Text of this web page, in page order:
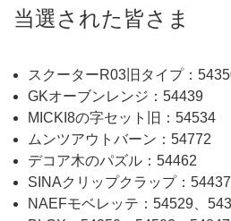
当選された皆さま
スクーターR03旧タイプ：
GKオーブンレンジ：54439
MICKI8の字セット旧：54534
ムンツアウトバーン：54772
デコア木のパズル：54462
SINAクリップクラップ：
NAEFモベレッテ：54529、